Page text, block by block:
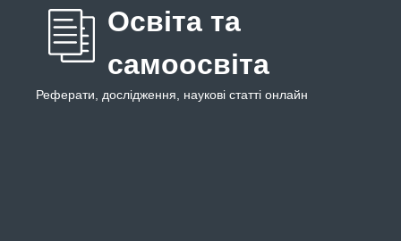
Освіта та
самоосвіта
Реферати, дослідження, наукові статті онлайн